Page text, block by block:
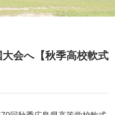
会へ【秋季高校軟式